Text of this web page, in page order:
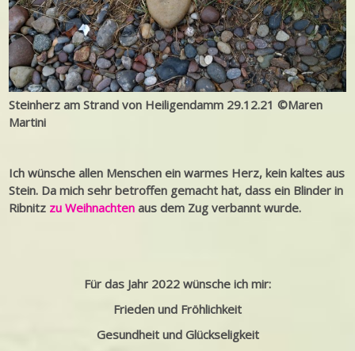
Steinherz am Strand von Heiligendamm 29.12.21 ©Maren
Martini
Ich wünsche allen Menschen ein warmes Herz, kein kaltes aus
Stein. Da mich sehr betroffen gemacht hat, dass ein Blinder in
Ribnitz zu Weihnachten aus dem Zug verbannt wurde.
Für das Jahr 2022 wünsche ich mir:
Frieden und Fröhlichkeit
Gesundheit und Glückseligkeit